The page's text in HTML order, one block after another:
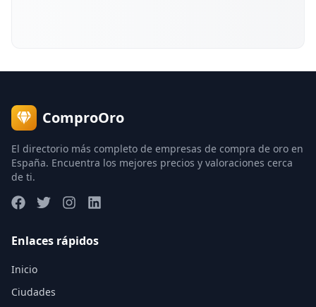
ComproOro
El directorio más completo de empresas de compra de oro en
España. Encuentra los mejores precios y valoraciones cerca
de ti.
Enlaces rápidos
Inicio
Ciudades